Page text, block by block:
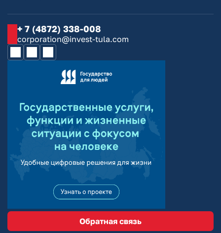
+ 7 (4872) 338-008
corporation@invest-tula.com
Обратная связь